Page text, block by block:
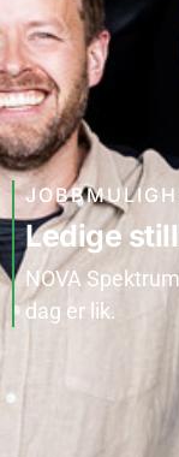
Ledige
NOVA
dag er lik.